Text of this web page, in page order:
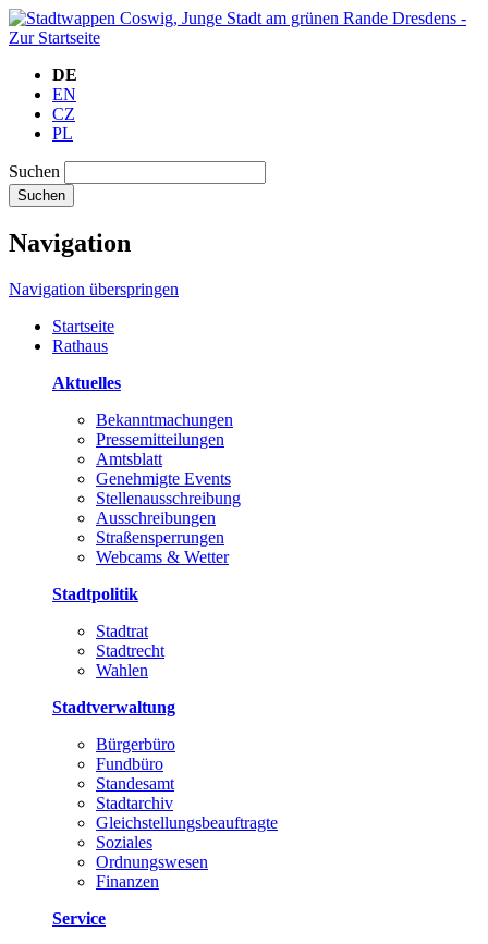
DE
EN
CZ
PL
Suchen
Suchen
Navigation
Navigation überspringen
Startseite
Rathaus
Aktuelles
Bekanntmachungen
Pressemitteilungen
Amtsblatt
Genehmigte Events
Stellenausschreibung
Ausschreibungen
Straßensperrungen
Webcams & Wetter
Stadtpolitik
Stadtrat
Stadtrecht
Wahlen
Stadtverwaltung
Bürgerbüro
Fundbüro
Standesamt
Stadtarchiv
Gleichstellungsbeauftragte
Soziales
Ordnungswesen
Finanzen
Service